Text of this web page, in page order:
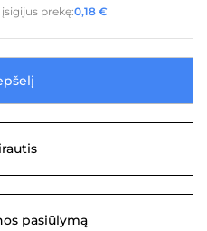
prekę:0,18 €
pasiūlymą